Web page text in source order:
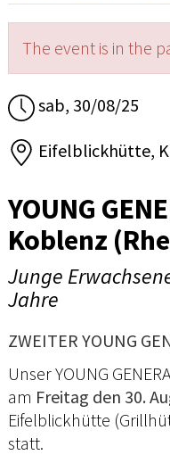
The event is in the
sab, 30/08/25
Eifelblickhütte,
YOUNG
Koblenz
Junge
Jahre
ZWEITER YOUNG
Unser YOUNG
am Freitag den 30.
Eifelblickhütte
statt.